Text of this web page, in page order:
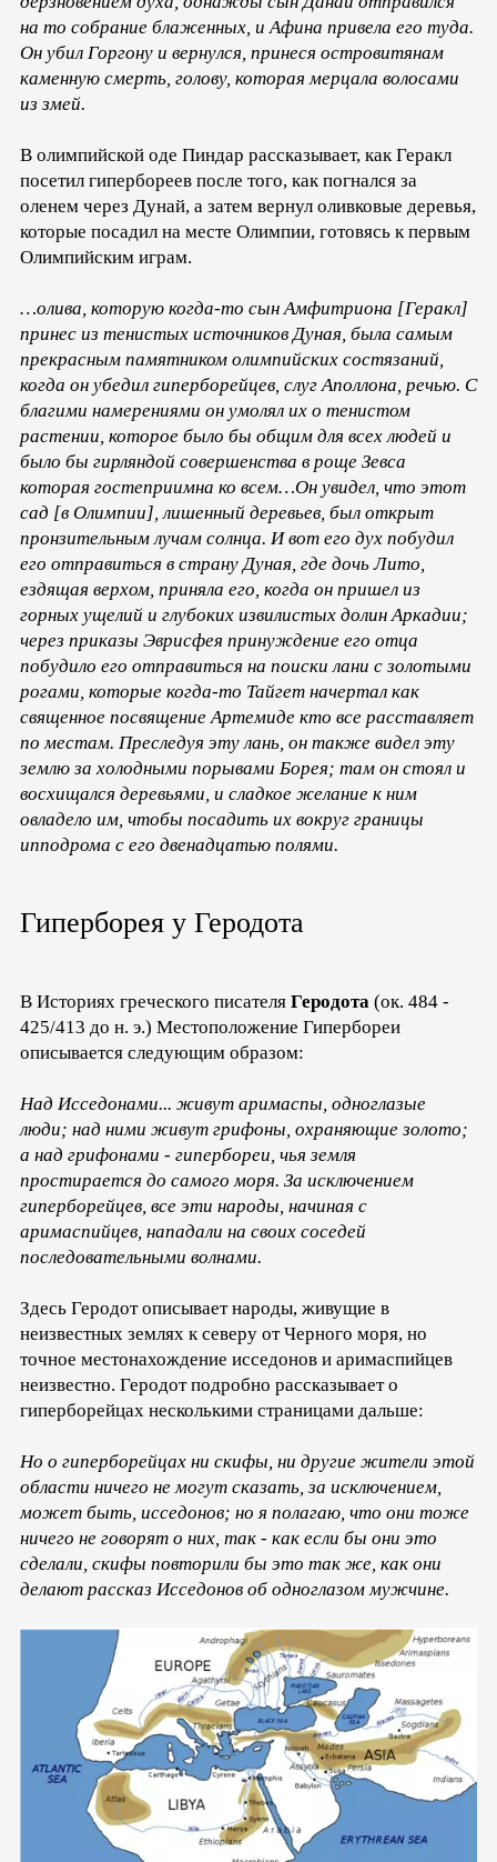
на то собрание блаженных, и Афина привела его туда.
Он убил Горгону и вернулся, принеся островитянам
каменную смерть, голову, которая мерцала волосами
из змей.
В олимпийской оде Пиндар рассказывает, как Геракл
посетил гипербореев после того, как погнался за
оленем через Дунай, а затем вернул оливковые деревья,
которые посадил на месте Олимпии, готовясь к первым
Олимпийским играм.
…олива, которую когда-то сын Амфитриона [Геракл]
принес из тенистых источников Дуная, была самым
прекрасным памятником олимпийских состязаний,
когда он убедил гиперборейцев, слуг Аполлона, речью. С
благими намерениями он умолял их о тенистом
растении, которое было бы общим для всех людей и
было бы гирляндой совершенства в роще Зевса
которая гостеприимна ко всем…Он увидел, что этот
сад [в Олимпии], лишенный деревьев, был открыт
пронзительным лучам солнца. И вот его дух побудил
его отправиться в страну Дуная, где дочь Лито,
ездящая верхом, приняла его, когда он пришел из
горных ущелий и глубоких извилистых долин Аркадии;
через приказы Эврисфея принуждение его отца
побудило его отправиться на поиски лани с золотыми
рогами, которые когда-то Тайгет начертал как
священное посвящение Артемиде кто все расставляет
по местам. Преследуя эту лань, он также видел эту
землю за холодными порывами Борея; там он стоял и
восхищался деревьями, и сладкое желание к ним
овладело им, чтобы посадить их вокруг границы
ипподрома с его двенадцатью полями.
Гиперборея у Геродота
В Историях греческого писателя Геродота (ок. 484 -
425/413 до н. э.) Местоположение Гипербореи
описывается следующим образом:
Над Исседонами... живут аримаспы, одноглазые
люди; над ними живут грифоны, охраняющие золото;
а над грифонами - гипербореи, чья земля
простирается до самого моря. За исключением
гиперборейцев, все эти народы, начиная с
аримаспийцев, нападали на своих соседей
последовательными волнами.
Здесь Геродот описывает народы, живущие в
неизвестных землях к северу от Черного моря, но
точное местонахождение исседонов и аримаспийцев
неизвестно. Геродот подробно рассказывает о
гиперборейцах несколькими страницами дальше:
Но о гиперборейцах ни скифы, ни другие жители этой
области ничего не могут сказать, за исключением,
может быть, исседонов; но я полагаю, что они тоже
ничего не говорят о них, так - как если бы они это
сделали, скифы повторили бы это так же, как они
делают рассказ Исседонов об одноглазом мужчине.